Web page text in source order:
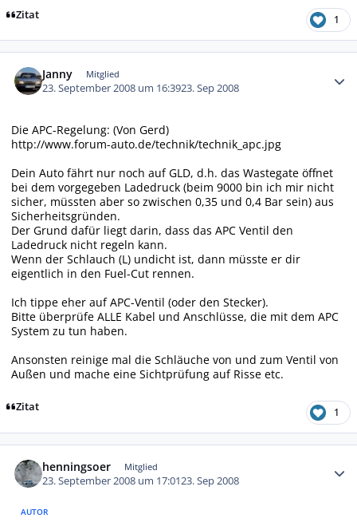
Zitat 1
Janny Mitglied
23. September 2008 um 16:3923. Sep 2008
Die APC-Regelung: (Von Gerd)
http://www.forum-auto.de/technik/technik_apc.jpg
Dein Auto fährt nur noch auf GLD, d.h. das Wastegate öffnet
bei dem vorgegeben Ladedruck (beim 9000 bin ich mir nicht
sicher, müssten aber so zwischen 0,35 und 0,4 Bar sein) aus
Sicherheitsgründen.
Der Grund dafür liegt darin, dass das APC Ventil den
Ladedruck nicht regeln kann.
Wenn der Schlauch (L) undicht ist, dann müsste er dir
eigentlich in den Fuel-Cut rennen.
Ich tippe eher auf APC-Ventil (oder den Stecker).
Bitte überprüfe ALLE Kabel und Anschlüsse, die mit dem APC
System zu tun haben.
Ansonsten reinige mal die Schläuche von und zum Ventil von
Außen und mache eine Sichtprüfung auf Risse etc.
Zitat 1
henningsoer Mitglied
23. September 2008 um 17:0123. Sep 2008
AUTOR